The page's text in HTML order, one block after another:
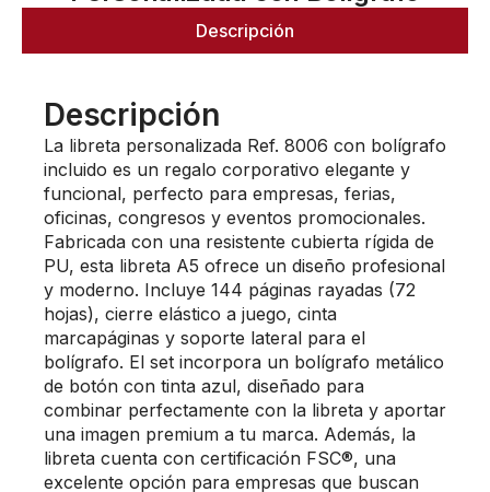
Descripción
Descripción
La libreta personalizada Ref. 8006 con bolígrafo
incluido es un regalo corporativo elegante y
funcional, perfecto para empresas, ferias,
oficinas, congresos y eventos promocionales.
Fabricada con una resistente cubierta rígida de
PU, esta libreta A5 ofrece un diseño profesional
y moderno. Incluye 144 páginas rayadas (72
hojas), cierre elástico a juego, cinta
marcapáginas y soporte lateral para el
bolígrafo. El set incorpora un bolígrafo metálico
de botón con tinta azul, diseñado para
combinar perfectamente con la libreta y aportar
una imagen premium a tu marca. Además, la
libreta cuenta con certificación FSC®, una
excelente opción para empresas que buscan